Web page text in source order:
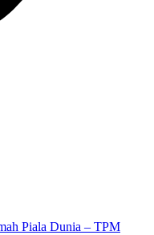
Piala Dunia – TPM